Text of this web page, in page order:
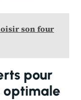
son four
pour
optimale